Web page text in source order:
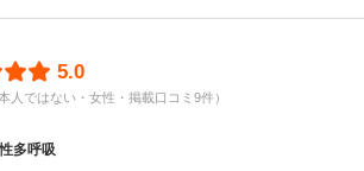
5.0
人ではない・女性・掲載口コミ9件）
多呼吸